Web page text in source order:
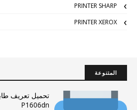
PRINTER SHARP
PRINTER XEROX
المتنوعة
P1606dn